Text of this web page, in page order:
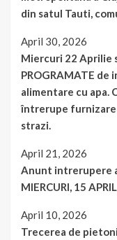
din satul Tauti,
April 30, 2026
Miercuri 22 Aprilie
PROGRAMATE
alimentare cu apa.
întrerupe
strazi.
April 21, 2026
Anunt intrerupere
MIERCURI, 15
April 10, 2026
Trecerea de